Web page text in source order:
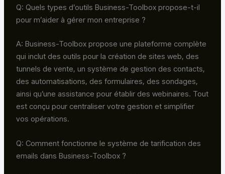
Q: Quels types d’outils Business-Toolbox propose-t-il
pour m’aider à gérer mon entreprise ?
A: Business-Toolbox propose une plateforme complète
qui inclut des outils pour la création de sites web, des
tunnels de vente, un système de gestion des contacts,
des automatisations, des formulaires, des sondages,
ainsi qu’une assistance pour établir des webinaires. Tout
est conçu pour centraliser votre gestion et simplifier
vos opérations.
Q: Comment fonctionne le système de tarification des
emails dans Business-Toolbox ?